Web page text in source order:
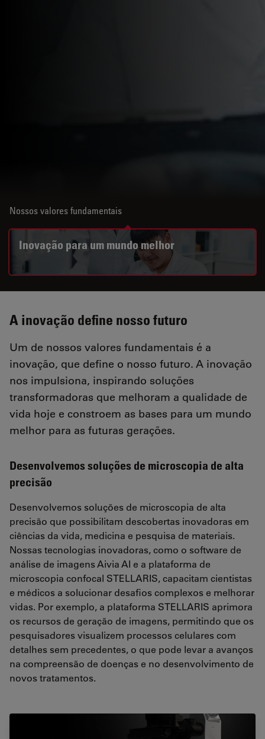
Nossos valores fundamentais
Inovação para um mundo melhor
A inovação define nosso futuro
Um de nossos valores fundamentais é a
inovação, que define o nosso futuro. A inovação
nos impulsiona, inspirando soluções
transformadoras que melhoram a qualidade de
vida hoje e constroem as bases para um mundo
melhor para as futuras gerações.
Desenvolvemos soluções de microscopia de alta
precisão
Desenvolvemos soluções de microscopia de alta
precisão que possibilitam descobertas inovadoras em
ciências da vida, medicina e pesquisa de materiais.
Nossas tecnologias inovadoras, como o software de
análise de imagens Aivia AI e a plataforma de
microscopia confocal STELLARIS, capacitam cientistas
e médicos a solucionar desafios complexos e melhorar
vidas. Por exemplo, a plataforma STELLARIS aprimora
os recursos de geração de imagens, permitindo que os
pesquisadores visualizem processos celulares com
detalhes sem precedentes, o que pode levar a avanços
na compreensão de doenças e no desenvolvimento de
novos tratamentos.